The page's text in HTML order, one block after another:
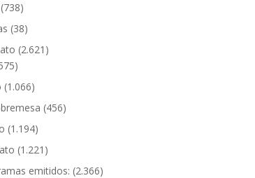
(738)
(38)
(2.621)
(1.066)
(456)
(1.194)
(1.221)
emitidos: (2.366)